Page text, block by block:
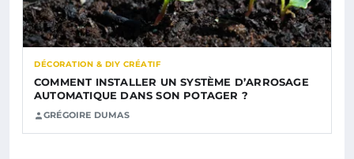
DÉCORATION & DIY CRÉATIF
COMMENT INSTALLER UN SYSTÈME D’ARROSAGE
AUTOMATIQUE DANS SON POTAGER ?
GRÉGOIRE DUMAS